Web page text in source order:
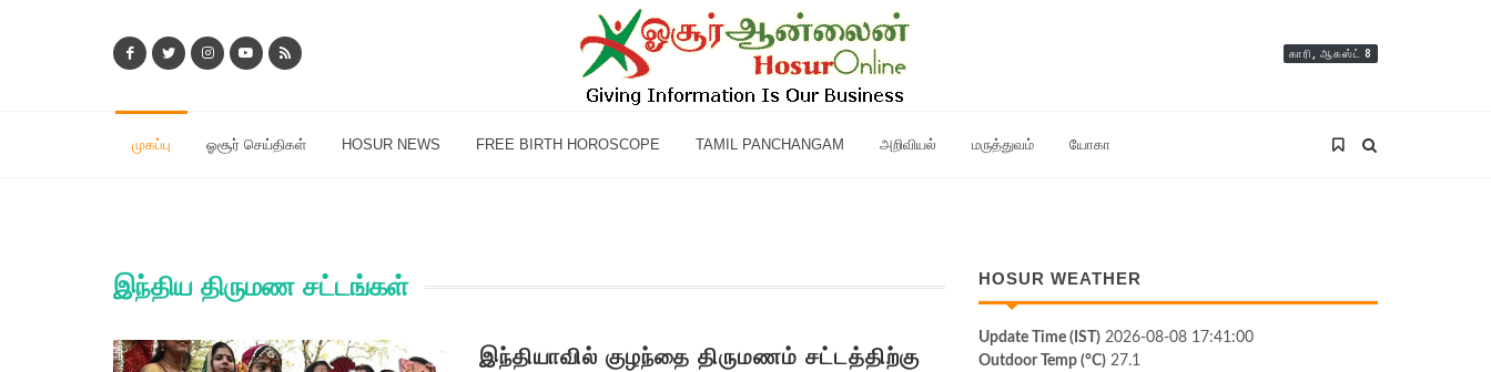
காரி, ஆகஸ்ட் 8
முகப்பு ஓசூர் செய்திகள் HOSUR NEWS FREE BIRTH HOROSCOPE TAMIL PANCHANGAM அறிவியல் மருத்துவம் யோகா
இந்திய திருமண சட்டங்கள்
இந்தியாவில் குழந்தை திருமணம் சட்டத்திற்கு
HOSUR WEATHER
Update Time (IST) 2026-08-08 17:41:00
Outdoor Temp (°C) 27.1